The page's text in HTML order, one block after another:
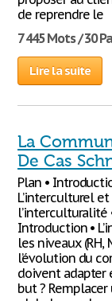
de reprendre le
7 445 Mots / 30
Lire la suite
La
De Cas
Plan •
L’interculturel
l’interculturalité
Introduction •
les niveaux (RH,
l’évolution du
doivent adapter
but ?